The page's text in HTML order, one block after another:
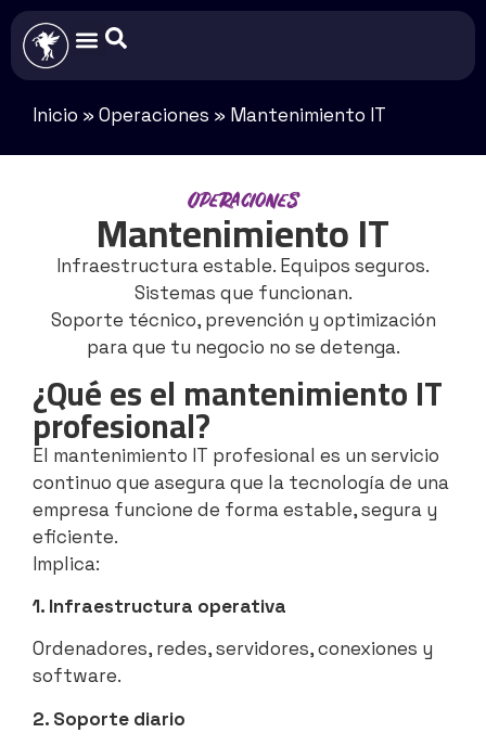
Inicio » Operaciones » Mantenimiento IT
Operaciones
Mantenimiento IT
Infraestructura estable. Equipos seguros.
Sistemas que funcionan.
Soporte técnico, prevención y optimización
para que tu negocio no se detenga.
¿Qué es el mantenimiento IT
profesional?
El mantenimiento IT profesional es un servicio
continuo que asegura que la tecnología de una
empresa funcione de forma estable, segura y
eficiente.
Implica:
1. Infraestructura operativa
Ordenadores, redes, servidores, conexiones y
software.
2. Soporte diario